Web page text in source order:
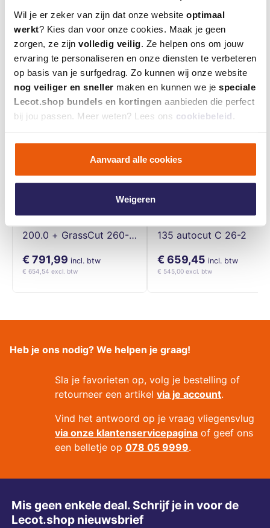
Wil je er zeker van zijn dat onze website optimaal
werkt? Kies dan voor onze cookies. Maak je geen
zorgen, ze zijn volledig veilig . Ze helpen ons om jouw
ervaring te personaliseren en onze diensten te verbeteren
op basis van je surfgedrag. Zo kunnen wij onze website
nog veiliger en sneller maken en kunnen we je speciale
Lecot.shop bundels en kortingen aanbieden die perfect
bij jou passen. Meer weten? Lees ons cookiebeleid
Aanvaard alle cookies
Weigeren
Deze interesseren je misschien ook
200.0 + GrassCut 260-2
€ 791,99 incl. btw
€ 654,54 excl. btw
135 autocut C 26-2
€ 659,45 incl. btw
€ 545,00 excl. btw
Heb je ons nodig? We helpen je graag!
Sla je favorieten op, volg je bestelling of
retourneer een artikelvia je account.
Vind het antwoord op je vraag vliegensvlug
via onze klantenservicepagina of geef ons
een belletje op078 05 9999.
Mis geen enkele deal. Schrijf je in voor de
Lecot.shop nieuwsbrief